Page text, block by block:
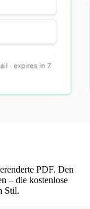
PDF. Den
– die kostenlose
Stil.